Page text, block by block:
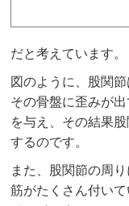
だと考えています。
図のように、股関
その骨盤に歪みが
を与え、その結果
するのです。
また、股関節の周
筋がたくさん付いて